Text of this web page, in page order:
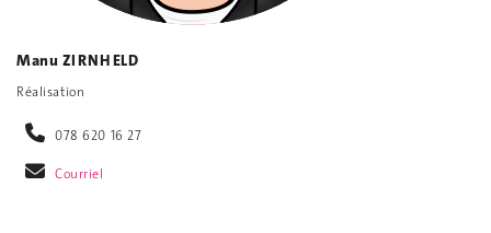
Manu ZIRNHELD
Réalisation
078 620 16 27
Courriel